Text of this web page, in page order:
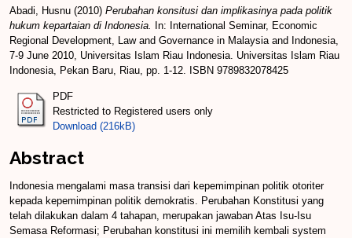
Abadi, Husnu (2010) Perubahan konsitusi dan implikasinya pada politik
hukum kepartaian di Indonesia.
In: International Seminar, Economic
Regional Development, Law and Governance in Malaysia and Indonesia,
7-9 June 2010, Universitas Islam Riau Indonesia. Universitas Islam Riau
Indonesia, Pekan Baru, Riau, pp. 1-12. ISBN 9789832078425
PDF
Restricted to Registered users only
Download (216kB)
Abstract
Indonesia mengalami masa transisi dari kepemimpinan politik otoriter
kepada kepemimpinan politik demokratis. Perubahan Konstitusi yang
telah dilakukan dalam 4 tahapan, merupakan jawaban Atas Isu-Isu
Semasa Reformasi; Perubahan konstitusi ini memilih kembali system